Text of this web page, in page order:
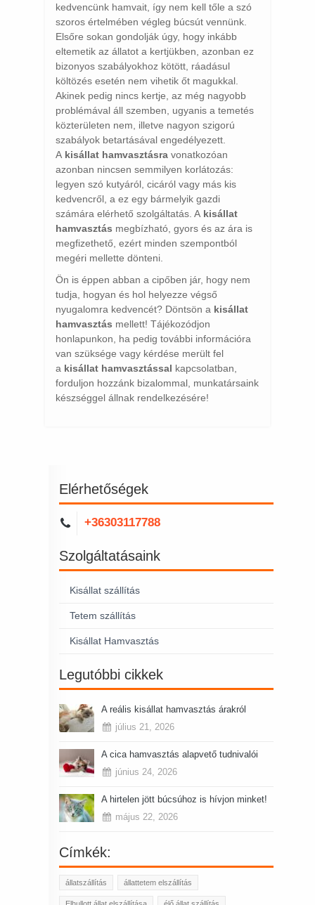
kedvencünk hamvait, így nem kell tőle a szó
szoros értelmében végleg búcsút vennünk.
Elsőre sokan gondolják úgy, hogy inkább
eltemetik az állatot a kertjükben, azonban ez
bizonyos szabályokhoz kötött, ráadásul
költözés esetén nem vihetik őt magukkal.
Akinek pedig nincs kertje, az még nagyobb
problémával áll szemben, ugyanis a temetés
közterületen nem, illetve nagyon szigorú
szabályok betartásával engedélyezett.
A kisállat hamvasztásra vonatkozóan
azonban nincsen semmilyen korlátozás:
legyen szó kutyáról, cicáról vagy más kis
kedvencről, a ez egy bármelyik gazdi
számára elérhető szolgáltatás. A kisállat
hamvasztás megbízható, gyors és az ára is
megfizethető, ezért minden szempontból
megéri mellette dönteni.
Ön is éppen abban a cipőben jár, hogy nem
tudja, hogyan és hol helyezze végső
nyugalomra kedvencét? Döntsön a kisállat
hamvasztás mellett! Tájékozódjon
honlapunkon, ha pedig további információra
van szüksége vagy kérdése merült fel
a kisállat hamvasztással kapcsolatban,
forduljon hozzánk bizalommal, munkatársaink
készséggel állnak rendelkezésére!
Elérhetőségek
+36303117788
Szolgáltatásaink
Kisállat szállítás
Tetem szállítás
Kisállat Hamvasztás
Legutóbbi cikkek
A reális kisállat hamvasztás árakról
július 21, 2026
A cica hamvasztás alapvető tudnivalói
június 24, 2026
A hirtelen jött búcsúhoz is hívjon minket!
május 22, 2026
Címkék:
állatszállítás állattetem elszállítás